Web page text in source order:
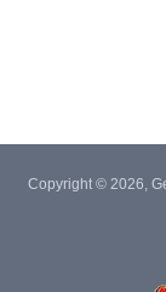
Copyright © 2026,